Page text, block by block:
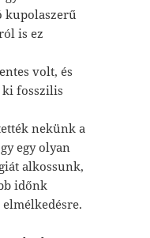
is ez
volt, és
ki fosszilis
nekünk a
egy olyan
alkossunk,
időnk